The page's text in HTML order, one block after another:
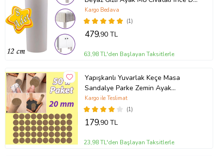
Mobilya Kanepe Baza Koltuk
(1)
Kargo Bedava
479,90 TL
63,98 TL'den Başlayan Taksitlerle
Yapışkanlı Yuvarlak Keçe Masa
Sandalye Parke Zemin Ayak
Koruyucu Kaydırmaz 20 mm Keçesi
(50'Lİ PAKET) (Kahverengi)
(1)
Kargo ile Teslimat
179,90 TL
23,98 TL'den Başlayan Taksitlerle